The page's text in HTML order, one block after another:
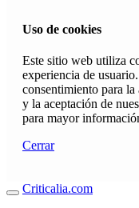
Uso de cookies
Este sitio web utiliza
experiencia de
consentimiento para la
y la aceptación de
para mayor
Cerrar
Criticalia.com